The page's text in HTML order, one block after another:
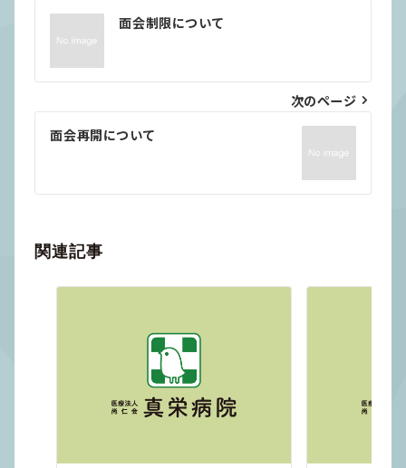
投
ナ
ー
ョ
面会制限について
次のページ
面会再開について
関連記事